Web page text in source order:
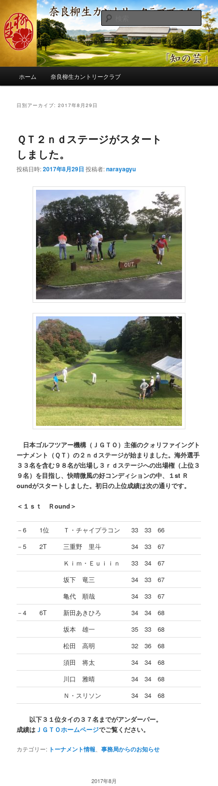
ン
コ
ン
へ
コ
ン
ツ
移
奈良柳生カントリークラブ総支配人
ブログ
季節の話題、クラブの出来事、コースの改修・更新作業、ゴルフに関する随
筆、喜怒哀楽などを気まぐれに発信します。
検
索
ホーム 奈良柳生カントリークラブ
日別アーカイブ:2017年8月29日
ＱＴ２ｎｄステージがスタート
しました。
投稿日時:2017年8月29日 投稿者:narayagyu
日本ゴルフツアー機構（ＪＧＴＯ）主催のクォリファイングト
ーナメント（ＱＴ）の２ｎｄステージが始まりました。海外選手
３３名を含む９８名が出場し３ｒｄステージへの出場権（上位３
９名）を目指し、快晴微風の好コンディションの中、１st Ｒ
oundがスタートしました。初日の上位成績は次の通りです。
＜１ｓｔ Ｒound＞
－6 1位 Ｔ・チャイプラコン
33 33 66
－5
2T 三重野 里斗
34 33 67
Ｋｉｍ・Ｅｕｉｉｎ
33 34 67
坂下 竜三
34 33 67
亀代 順哉
34 33 67
－4
6T 新田あきひろ
34 34 68
坂本 雄一
35 33 68
松田 高明
32 36 68
須田 将太
34 34 68
川口 雅晴
34 34 68
Ｎ・スリソン
34 34 68
以下３１位タイの３７名までがアンダーパー。
成績は ＪＧＴＯホームページでご覧ください。
カテゴリー: トーナメント情報、事務局からのお知らせ
2017年8月